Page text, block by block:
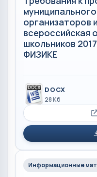
организаторов
всероссийская
школьников
ФИЗИКЕ
DOCX
28 Кб
Информационные